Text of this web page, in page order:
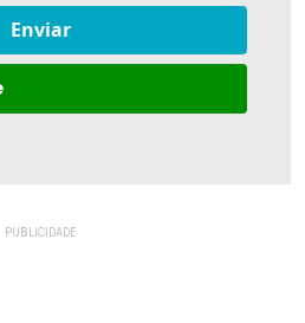
Enviar